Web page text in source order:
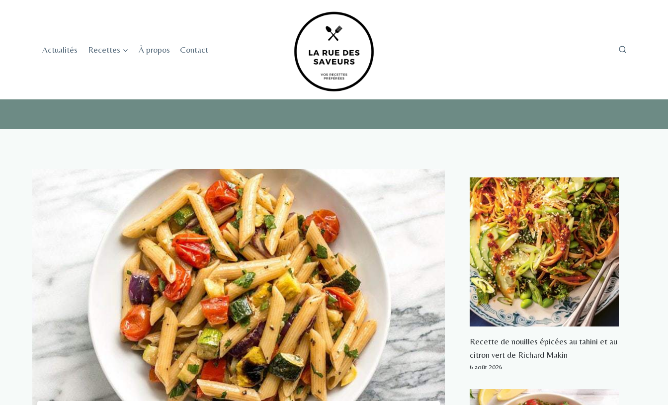
Actualités
Recettes À propos Contact
Recette de nouilles épicées au tahini et au
citron vert de Richard Makin
6 août 2026